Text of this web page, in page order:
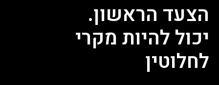
הצעד הראשון.
יכול להיות מקרי
לחלוטין